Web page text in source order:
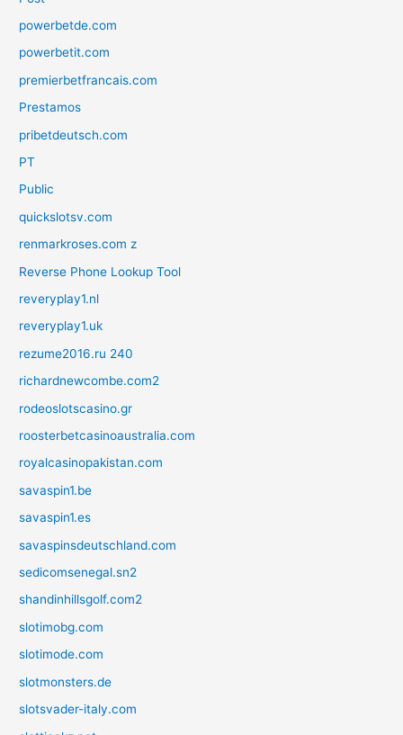
powerbetde.com
powerbetit.com
premierbetfrancais.com
Prestamos
pribetdeutsch.com
PT
Public
quickslotsv.com
renmarkroses.com z
Reverse Phone Lookup Tool
reveryplay1.nl
reveryplay1.uk
rezume2016.ru 240
richardnewcombe.com2
rodeoslotscasino.gr
roosterbetcasinoaustralia.com
royalcasinopakistan.com
savaspin1.be
savaspin1.es
savaspinsdeutschland.com
sedicomsenegal.sn2
shandinhillsgolf.com2
slotimobg.com
slotimode.com
slotmonsters.de
slotsvader-italy.com